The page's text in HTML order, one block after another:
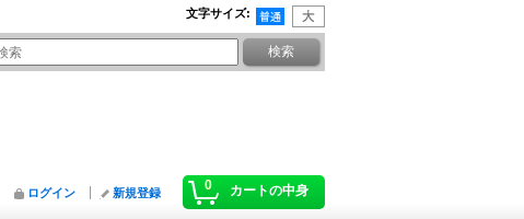
文字サイズ:
0 カートの中身
ログイン 新規登録